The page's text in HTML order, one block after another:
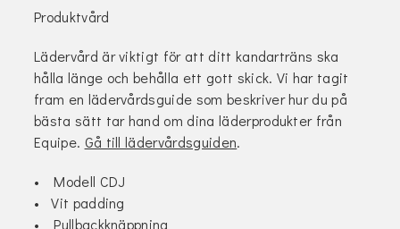
Produktvård
Lädervård är viktigt för att ditt kandarträns ska
hålla länge och behålla ett gott skick. Vi har tagit
fram en lädervårdsguide som beskriver hur du på
bästa sätt tar hand om dina läderprodukter från
Equipe. Gå till lädervårdsguiden.
• Modell CDJ
• Vit padding
• Pullbackknäppning